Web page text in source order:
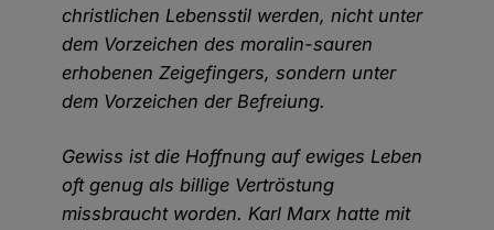
christlichen Lebensstil werden, nicht unter
dem Vorzeichen des moralin-sauren
erhobenen Zeigefingers, sondern unter
dem Vorzeichen der Befreiung.
Gewiss ist die Hoffnung auf ewiges Leben
oft genug als billige Vertröstung
missbraucht worden. Karl Marx hatte mit